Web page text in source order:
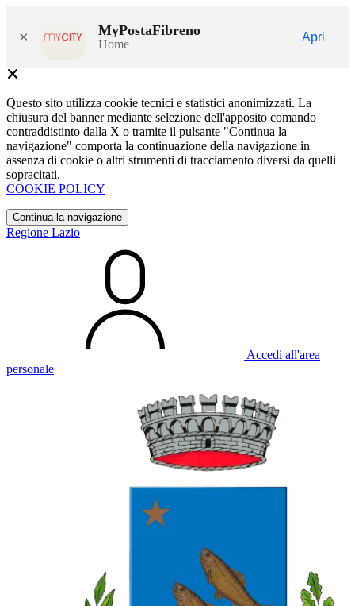
× MyPostaFibreno
Home
Apri
Questo sito utilizza cookie tecnici e statistici anonimizzati. La
chiusura del banner mediante selezione dell'apposito comando
contraddistinto dalla X o tramite il pulsante "Continua la
navigazione" comporta la continuazione della navigazione in
assenza di cookie o altri strumenti di tracciamento diversi da quelli
sopracitati.
COOKIE POLICY
Continua la navigazione
Regione Lazio
Accedi all'area
personale